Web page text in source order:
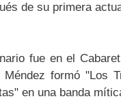
de su primera
fue en el
formó "Los
en una banda